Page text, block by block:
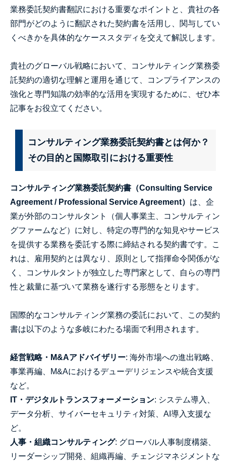
業務委託契約書翻訳における重要なポイントと、貴社の各
部門がどのように翻訳された契約書を活用し、関与してい
くべきかを具体的なケーススタディを交えて解説します。
貴社のグローバル戦略において、コンサルティング業務委
託契約の適切な理解と運用を通じて、コンプライアンスの
強化と専門知識の効率的な活用を実現するために、ぜひ本
記事をお役立てください。
コンサルティング業務委託契約書とは何か？
その目的と国際取引における重要性
コンサルティング業務委託契約書（Consulting Service
Agreement / Professional Service Agreement） は、企
業が外部のコンサルタント（個人事業主、コンサルティン
グファームなど）に対し、特定の専門的な知見やサービス
を提供する業務を委託する際に締結される契約書です。こ
れは、雇用契約とは異なり、原則として指揮命令関係がな
く、コンサルタントが独立した専門家として、自らの専門
性と裁量に基づいて業務を遂行する形態をとります。
国際的なコンサルティング業務の委託において、この契約
書は以下のような多岐にわたる場面で利用されます。
経営戦略・M&Aアドバイザリー: 海外市場への進出戦略、
事業再編、M&Aにおけるデューデリジェンスや統合支援
など。
IT・デジタルトランスフォーメーション: システム導入、
データ分析、サイバーセキュリティ対策、AI導入支援な
ど。
人事・組織コンサルティング: グローバル人事制度構築、
リーダーシップ開発、組織再編、チェンジマネジメントな